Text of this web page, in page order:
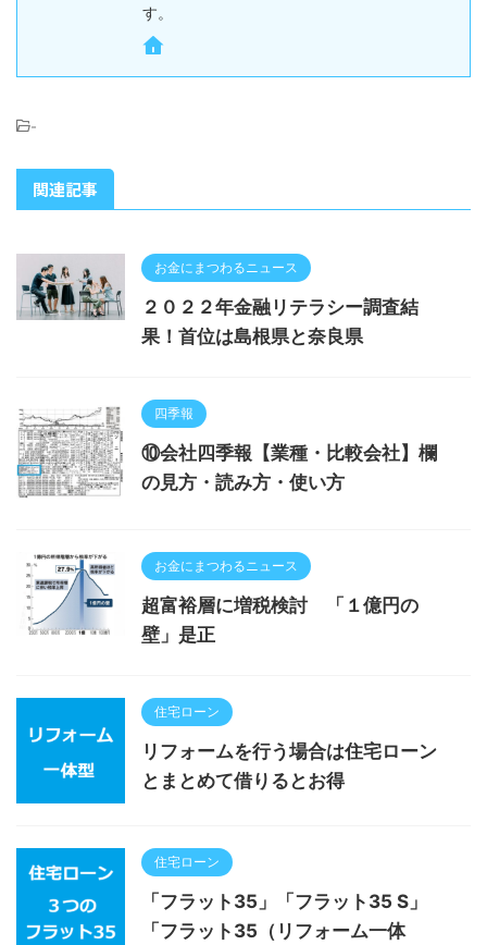
す。
-
関連記事
お金にまつわるニュース
２０２２年金融リテラシー調査結
果！首位は島根県と奈良県
四季報
⑩会社四季報【業種・比較会社】欄
の見方・読み方・使い方
お金にまつわるニュース
超富裕層に増税検討 「１億円の
壁」是正
住宅ローン
リフォームを行う場合は住宅ローン
とまとめて借りるとお得
住宅ローン
「フラット35」「フラット35 S」
「フラット35（リフォーム一体